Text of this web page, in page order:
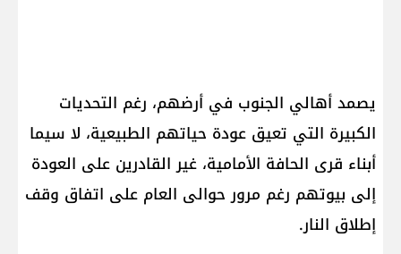
يصمد أهالي الجنوب في أرضهم، رغم التحديات
الكبيرة التي تعيق عودة حياتهم الطبيعية، لا سيما
أبناء قرى الحافة الأمامية، غير القادرين على العودة
إلى بيوتهم رغم مرور حوالى العام على اتفاق وقف
إطلاق النار.